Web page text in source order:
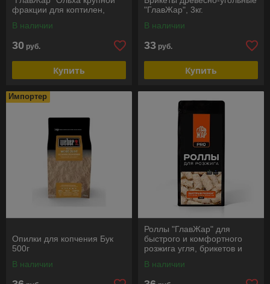
фракции для коптилен,
грилей, 450 г
В наличии
30 руб.
Купить
"ГлавЖар", 3кг.
В наличии
33 руб.
Купить
Импортер
Опилки для копчения Бук
500г
В наличии
Роллы "ГлавЖар" для
быстрого и комфортного
розжига угля, брикетов и
В наличии